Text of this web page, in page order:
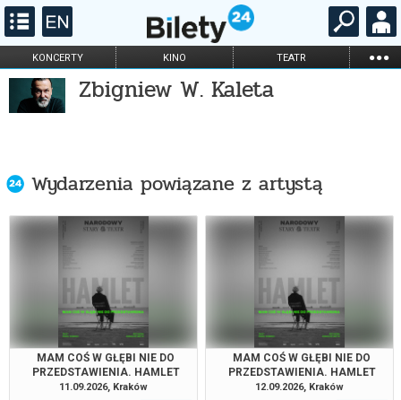
KONCERTY KINO TEATR ...
FILHARMONIA OPERA I BALET
STAND-UP
DLA DZIECI
Zbigniew W. Kaleta
Wydarzenia powiązane z artystą
MAM COŚ W GŁĘBI NIE DO
PRZEDSTAWIENIA. HAMLET
11.09.2026, Kraków
MAM COŚ W GŁĘBI NIE DO
PRZEDSTAWIENIA. HAMLET
12.09.2026, Kraków